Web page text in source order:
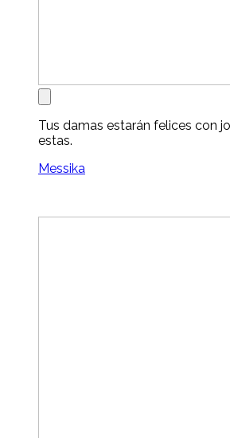
Tus damas estarán felices con
estas.
Messika